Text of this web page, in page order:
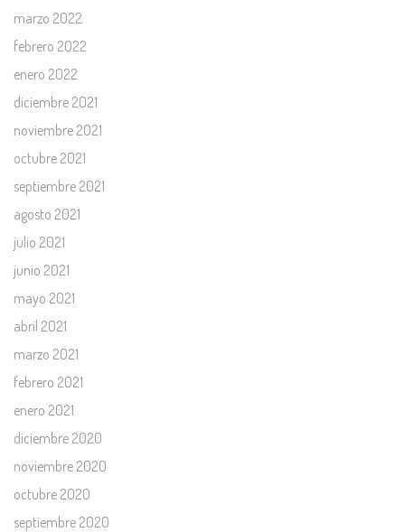
marzo 2022
febrero 2022
enero 2022
diciembre 2021
noviembre 2021
octubre 2021
septiembre 2021
agosto 2021
julio 2021
junio 2021
mayo 2021
abril 2021
marzo 2021
febrero 2021
enero 2021
diciembre 2020
noviembre 2020
octubre 2020
septiembre 2020